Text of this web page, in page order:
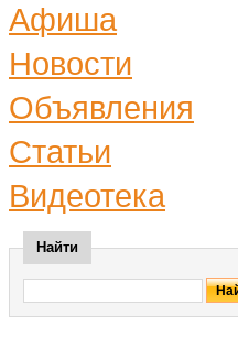
Афиша
Новости
Объявления
Статьи
Видеотека
Найти